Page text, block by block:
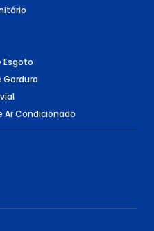
Esgoto
Ar Condicionado